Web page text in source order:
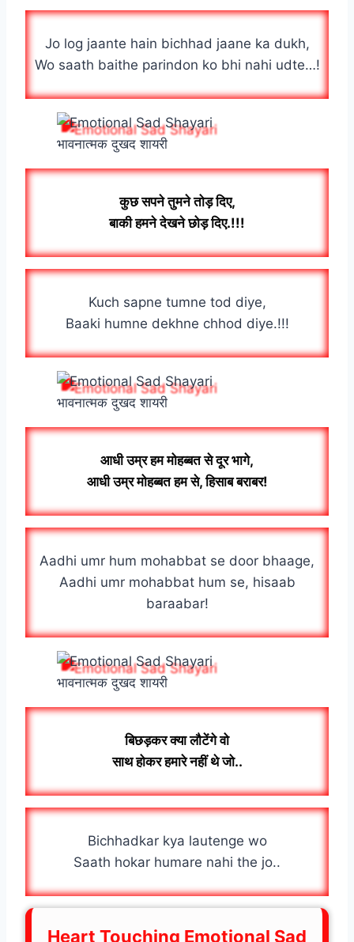
Jo log jaante hain bichhad jaane ka dukh,
Wo saath baithe parindon ko bhi nahi udte…!
भावनात्मक दुखद शायरी
कुछ सपने तुमने तोड़ दिए,
बाकी हमने देखने छोड़ दिए.!!!
Kuch sapne tumne tod diye,
Baaki humne dekhne chhod diye.!!!
भावनात्मक दुखद शायरी
आधी उम्र हम मोहब्बत से दूर भागे,
आधी उम्र मोहब्बत हम से, हिसाब बराबर!
Aadhi umr hum mohabbat se door bhaage,
Aadhi umr mohabbat hum se, hisaab
baraabar!
भावनात्मक दुखद शायरी
बिछड़कर क्या लौटेंगे वो
साथ होकर हमारे नहीं थे जो..
Bichhadkar kya lautenge wo
Saath hokar humare nahi the jo..
Heart Touching Emotional Sad